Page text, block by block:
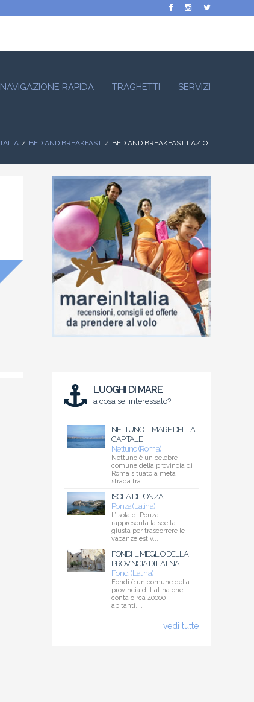
NAVIGAZIONE RAPIDA TRAGHETTI SERVIZI
BED AND BREAKFAST BED AND BREAKFAST LAZIO
LUOGHI DI MARE
a cosa sei interessato?
NETTUNO IL MARE DELLA
CAPITALE
Nettuno (Roma)
Nettuno è un celebre
comune della provincia di
Roma situato a metà
strada tra ...
ISOLA DI PONZA
Ponza (Latina)
L’isola di Ponza
rappresenta la scelta
giusta per trascorrere le
vacanze estiv...
FONDI IL MEGLIO DELLA
PROVINCIA DI LATINA
Fondi (Latina)
Fondi è un comune della
provincia di Latina che
conta circa 40000
abitanti....
vedi tutte